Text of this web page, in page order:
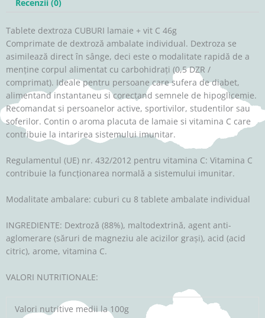
Recenzii (0)
Tablete dextroza CUBURI lamaie + vit C 46g
Comprimate de dextroză ambalate individual. Dextroza se
asimilează direct în sânge, deci este o modalitate rapidă de a
menține corpul alimentat cu carbohidrați (0,5 DZR /
comprimat). Ideale pentru persoane care sufera de diabet,
alimentand instantaneu si corectand semnele de hipoglicemie.
Recomandat si persoanelor active, sportivilor, studentilor sau
soferilor. Contin o aroma placuta de lamaie si vitamina C care
contribuie la intarirea sistemului imunitar.
Regulamentul (UE) nr. 432/2012 pentru vitamina C: Vitamina C
contribuie la funcționarea normală a sistemului imunitar.
Modalitate ambalare: cuburi cu 8 tablete ambalate individual
INGREDIENTE: Dextroză (88%), maltodextrină, agent anti-
aglomerare (săruri de magneziu ale acizilor grași), acid (acid
citric), arome, vitamina C.
VALORI NUTRITIONALE:
Valori nutritive medii la 100g